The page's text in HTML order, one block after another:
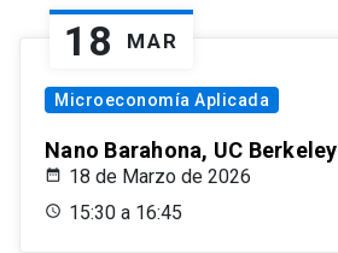
18 MAR
Microeconomía Aplicada
Nano Barahona, UC Berkeley
18 de Marzo de 2026
15:30 a 16:45